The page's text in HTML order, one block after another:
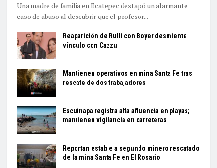
Una madre de familia en Ecatepec destapó un alarmante
caso de abuso al descubrir que el profesor...
Reaparición de Rulli con Boyer desmiente
vínculo con Cazzu
Mantienen operativos en mina Santa Fe tras
rescate de dos trabajadores
Escuinapa registra alta afluencia en playas;
mantienen vigilancia en carreteras
Reportan estable a segundo minero rescatado
de la mina Santa Fe en El Rosario